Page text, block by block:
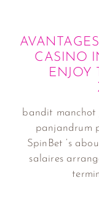
CASINO
ENJOY
bandit manchot
panjandrum
SpinBet ‘s
salaires